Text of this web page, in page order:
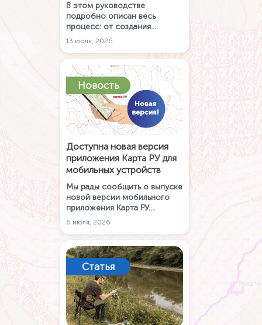
В этом руководстве
подробно описан весь
процесс: от создания
маршрута в приложении до
Следуйте инструкции и
превратите ваш
туристический опыт в
полезный продукт для других
путешественников.
13 июля, 2026
Новость
Доступна новая версия
приложения Карта РУ для
мобильных устройств
Мы рады сообщить о выпуске
новой версии мобильного
приложения Карта РУ.
Скачивайте обновление в
чтобы оценить его новые
возможности и улучшения.
6 июля, 2026
Статья